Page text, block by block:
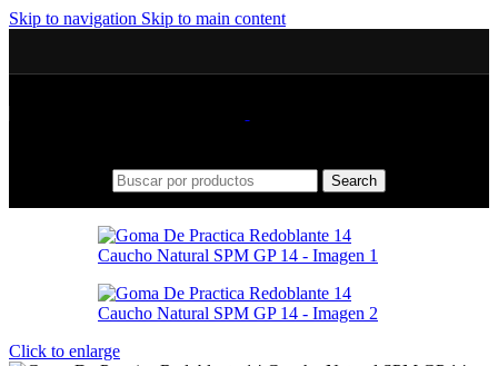
Skip to navigation Skip to main content
Search
Click to enlarge